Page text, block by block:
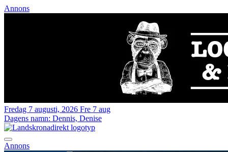
Annons
Fredag 7 augusti, 2026 Fre 7 aug
Dagens namn: Dennis, Denise
Annons